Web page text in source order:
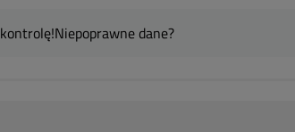
Niepoprawne dane?